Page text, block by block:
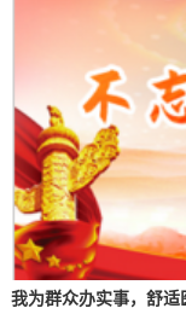
我为群众办实事，舒适